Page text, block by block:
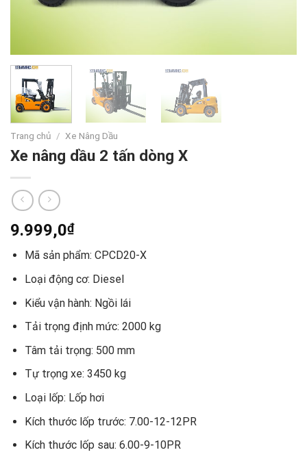
Trang chủ / Xe Nâng Dầu
Xe nâng dầu 2 tấn dòng X
9.999,0₫
Mã sản phẩm: CPCD20-X
Loại động cơ: Diesel
Kiểu vận hành: Ngồi lái
Tải trọng định mức: 2000 kg
Tâm tải trọng: 500 mm
Tự trọng xe: 3450 kg
Loại lốp: Lốp hơi
Kích thước lốp trước: 7.00-12-12PR
Kích thước lốp sau: 6.00-9-10PR